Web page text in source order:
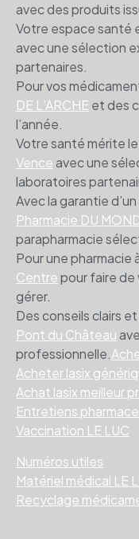
avec des produits
Votre espace santé
avec une sélection
partenaires.
Pour vos
DE L’ARCHE et des
l’année.
Votre santé mérite le
Venceavec une
laboratoires
Avec la garantie
Pharmacie DU
parapharmacie
Pour une pharmacie
Centrepour faire de
gérer.
Des conseils clairs
Pont du Château
professionnelle.
Acheter lasix
Achat lasix meilleur
Entretiens
Vaccination LE LUC
Numéros utiles
Matériel médical LE
Recyclage